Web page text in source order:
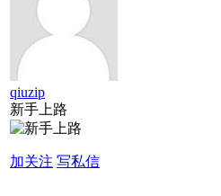
qiuzip
新手上路
加关注 写私信